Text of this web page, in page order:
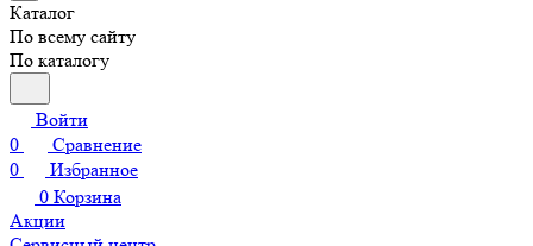
Каталог
По всему сайту
По каталогу
Войти
0
Сравнение
0
Избранное
0 Корзина
Акции